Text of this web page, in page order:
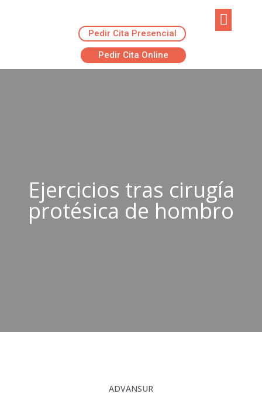
Pedir Cita Presencial
Pedir Cita Online
Ejercicios tras cirugía
protésica de hombro
ADVANSUR